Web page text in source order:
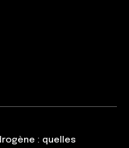
: quelles